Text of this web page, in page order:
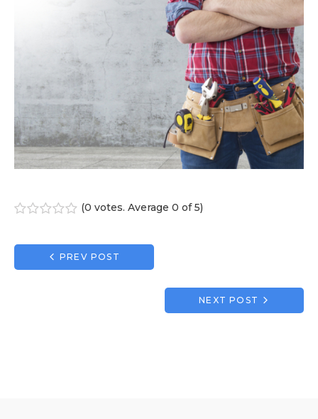
(0 votes. Average 0 of 5)
Navigation
de
PREV POST
NEXT POST